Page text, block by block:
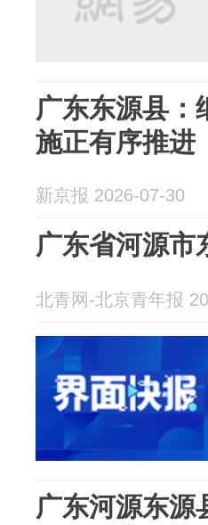
广东东源县：
施正有序推进
新京报 2026-07-30
广东省河源市
北青网-北京青年报
广东河源东源